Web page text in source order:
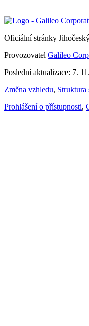
Oficiální stránky
Provozovatel Galileo
Poslední aktualizace: 7.
Změna vzhledu, Struktura
Prohlášení o přístupnosti,